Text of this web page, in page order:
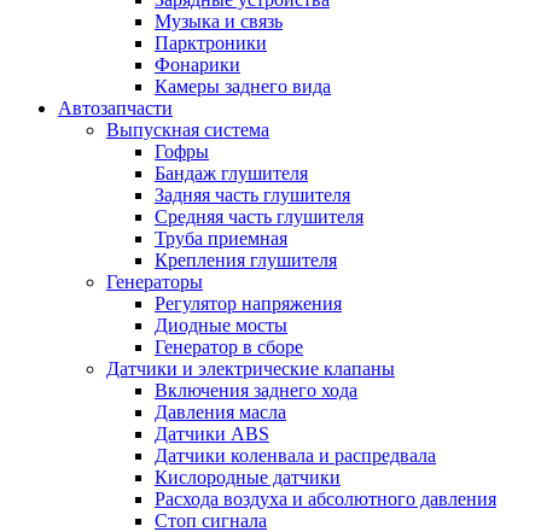
Музыка и связь
Парктроники
Фонарики
Камеры заднего вида
Автозапчасти
Выпускная система
Гофры
Бандаж глушителя
Задняя часть глушителя
Средняя часть глушителя
Труба приемная
Крепления глушителя
Генераторы
Регулятор напряжения
Диодные мосты
Генератор в сборе
Датчики и электрические клапаны
Включения заднего хода
Давления масла
Датчики ABS
Датчики коленвала и распредвала
Кислородные датчики
Расхода воздуха и абсолютного давления
Стоп сигнала